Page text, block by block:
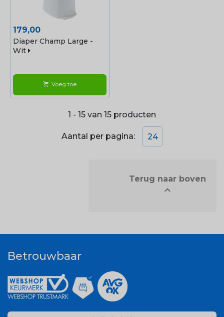
Prijs
179,00
Diaper Champ Large -
Wit
shopping_cart Voeg toe
1 - 15 van 15 producten
Aantal per pagina: 24

Betrouwbaar